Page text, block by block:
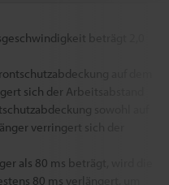
beträgt 2,0
auf dem
sich der Arbeitsabstand
sowohl auf
verringert sich der
als 80 ms beträgt, wird die
80 ms verlängert, um